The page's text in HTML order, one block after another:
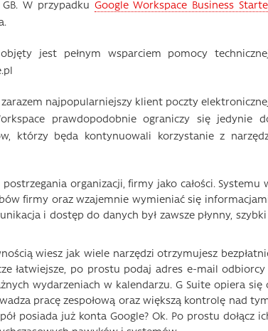
W przypadku Google Workspace Business
jest pełnym wsparciem pomocy
najpopularniejszy klient poczty
prawdopodobnie ograniczy się jedynie
którzy będa kontynuowali korzystanie z
organizacji, firmy jako całości. Systemu
firmy oraz wzajemnie wymieniać się
i dostęp do danych był zawsze płynny,
wiesz jak wiele narzędzi otrzymujesz
łatwiejsze, po prostu podaj adres e-mail
wydarzeniach w kalendarzu. G Suite opiera się
pracę zespołową oraz większą kontrolę nad
posiada już konta Google? Ok. Po prostu dołącz